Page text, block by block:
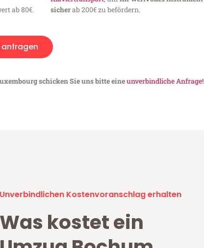
ab 80€.
sicherab 200€ zu befördern.
anfragen
schicken Sie uns bitte eineunverbindliche Anfrage!
Unverbindlichen Kostenvoranschlag erhalten
Was kostet ein